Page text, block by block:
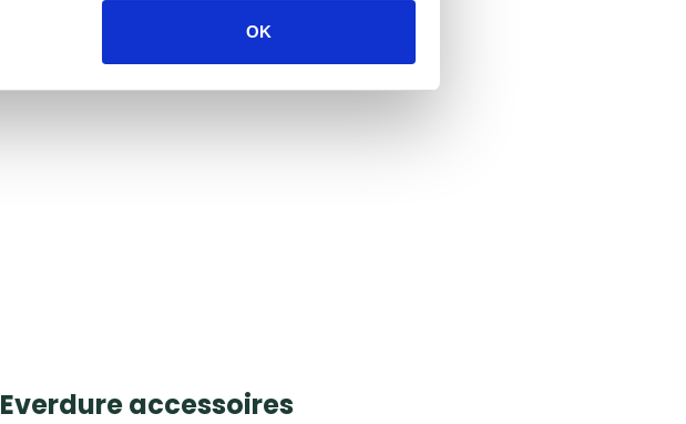
OK
Bekijk hier alle Everdure gas BBQ's
Everdure accessoires